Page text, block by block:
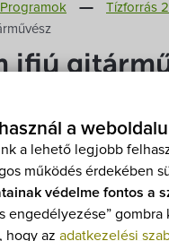
a
a lehető legjobb
működés érdekében
védelme fontos a
engedélyezése” gombra
hogy az adatkezelési
adottság
történelme
Programok
Tízforrás
ifjú
14. (hétfő) 18:00
András-templom
a térképen
Fedett helyen